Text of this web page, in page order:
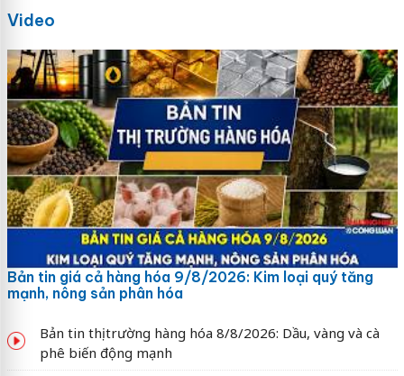
Video
Bản tin giá cả hàng hóa 9/8/2026: Kim loại quý tăng
mạnh, nông sản phân hóa
Bản tin thị trường hàng hóa 8/8/2026: Dầu, vàng và cà
phê biến động mạnh